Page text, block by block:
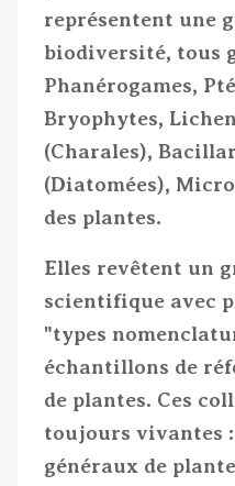
représentent une
biodiversité, tous
Phanérogames,
Bryophytes,
(Charales),
(Diatomées),
des plantes.
Elles revêtent un
scientifique avec
"types
échantillons de
de plantes. Ces
toujours vivantes
généraux de